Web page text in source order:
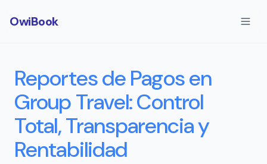
OwiBook
Reportes de Pagos en
Group Travel: Control
Total, Transparencia y
Rentabilidad